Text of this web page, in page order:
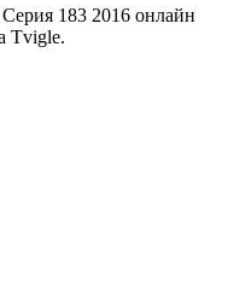
183 2016 онлайн
Tvigle.